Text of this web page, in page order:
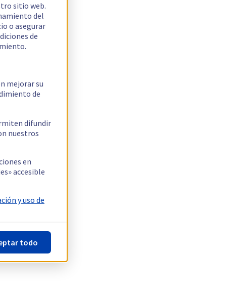
sitio web.
del
o asegurar
de
mejorar su
de
difundir
nuestros
en
accesible
y uso de
todo